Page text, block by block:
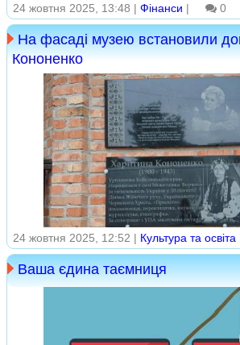
24 жовтня 2025, 13:48 | Фінанси | 0
На фасаді музею встановили
Кононенко
24 жовтня 2025, 12:52 | Культура та освіта
Ваша єдина таємниця